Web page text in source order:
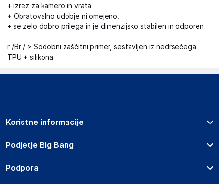
+ izrez za kamero in vrata
+ Obratovalno udobje ni omejeno!
+ se zelo dobro prilega in je dimenzijsko stabilen in odporen
r /Br / > Sodobni zaščitni primer, sestavljen iz nedrsečega
TPU + silikona
Podjetje Big Bang
O podjetju
Koristne informacije
Prodajna mesta
Storitve
Dostava, vnos in odvoz
Podpora